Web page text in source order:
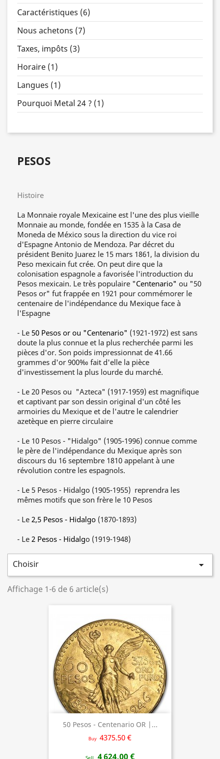
Caractéristiques (6)
Nous achetons (7)
Taxes, impôts (3)
Horaire (1)
Langues (1)
Pourquoi Metal 24 ? (1)
PESOS
Histoire
La Monnaie royale Mexicaine est l'une des plus vieille
Monnaie au monde, fondée en 1535 à la Casa de
Moneda de México sous la direction du vice roi
d'Espagne Antonio de Mendoza. Par décret du
président Benito Juarez le 15 mars 1861, la division du
Peso mexicain fut crée. On peut dire que la
colonisation espagnole a favorisée l'introduction du
Pesos mexicain. Le très populaire "Centenario" ou "50
Pesos or" fut frappée en 1921 pour commémorer le
centenaire de l'indépendance du Mexique face à
l'Espagne
- Le 50 Pesos or ou "Centenario" (1921-1972) est sans
doute la plus connue et la plus recherchée parmi les
pièces d'or. Son poids impressionnat de 41.66
grammes d'or 900‰ fait d'elle la pièce
d'investissement la plus lourde du marché.
- Le 20 Pesos ou "Azteca" (1917-1959) est magnifique
et captivant par son dessin original d'un côté les
armoiries du Mexique et de l'autre le calendrier
azetèque en pierre circulaire
- Le 10 Pesos - "Hidalgo" (1905-1996) connue comme
le père de l'indépendance du Mexique après son
discours du 16 septembre 1810 appelant à une
révolution contre les espagnols.
- Le 5 Pesos - Hidalgo (1905-1955) reprendra les
mêmes motifs que son frère le 10 Pesos
- Le 2,5 Pesos - Hidalgo (1870-1893)
- Le 2 Pesos - Hidalgo (1919-1948)
Choisir 
Affichage 1-6 de 6 article(s)
50 Pesos - Centenario OR |...
Buy 4375.50 €
Sell 4 624,00 €